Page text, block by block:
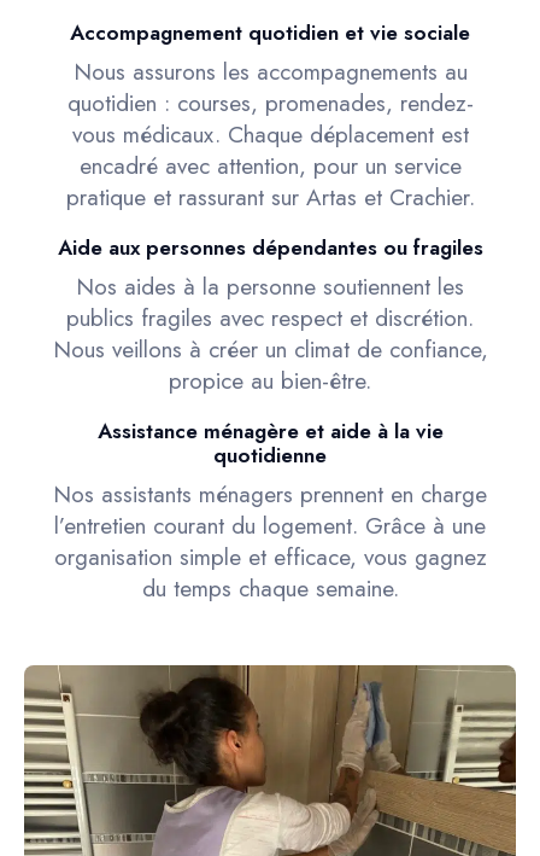
Accompagnement quotidien et vie sociale
Nous assurons les accompagnements au
quotidien : courses, promenades, rendez-
vous médicaux. Chaque déplacement est
encadré avec attention, pour un service
pratique et rassurant sur Artas et Crachier.
Aide aux personnes dépendantes ou fragiles
Nos aides à la personne soutiennent les
publics fragiles avec respect et discrétion.
Nous veillons à créer un climat de confiance,
propice au bien-être.
Assistance ménagère et aide à la vie
quotidienne
Nos assistants ménagers prennent en charge
l’entretien courant du logement. Grâce à une
organisation simple et efficace, vous gagnez
du temps chaque semaine.